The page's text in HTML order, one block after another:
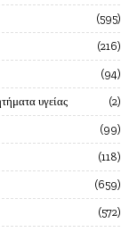
595
216
94
υγείας 2
99
118
659
572